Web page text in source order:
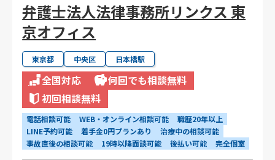
弁護士法人法律事務所リンクス 東
京オフィス
東京都 中央区 日本橋駅
全国対応
何回でも相談無料
初回相談無料
電話相談可能 WEB・オンライン相談可能
職歴20年以上
LINE予約可能
着手金0円プランあり
治療中の相談可能
事故直後の相談可能
19時以降面談可能 後払い可能 完全個室